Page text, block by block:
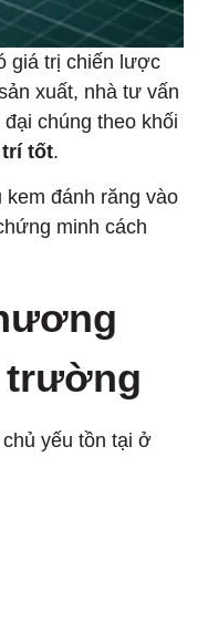
giá trị chiến lược
xuất, nhà tư vấn
chúng theo khối
tốt.
đánh răng vào
minh cách
trường
yếu tồn tại ở